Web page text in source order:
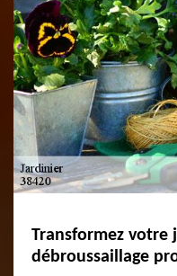
Transformez votre
débroussaillage